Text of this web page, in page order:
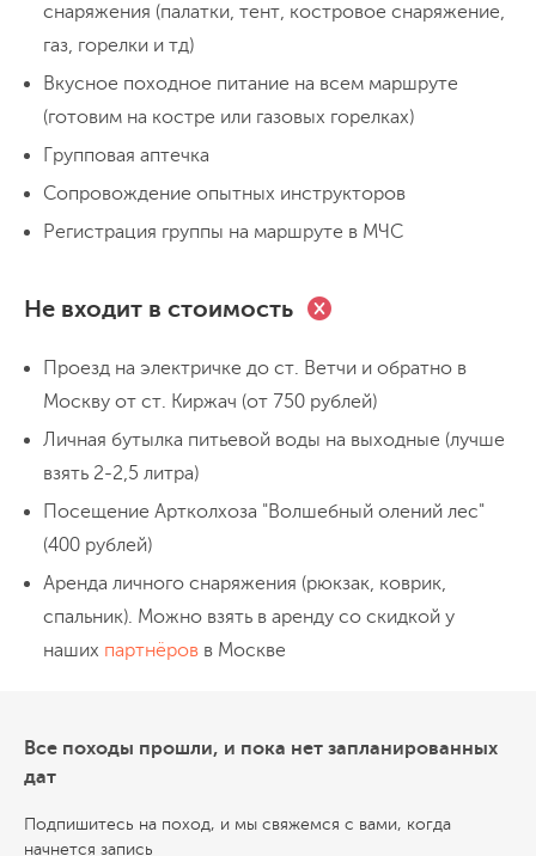
Сегодня проедем мимо города Александров. Можно
посмотреть город
снаряжения (палатки, тент, костровое снаряжение,
газ, горелки и тд)
Вкусное походное питание на всем маршруте
(готовим на костре или газовых горелках)
Групповая аптечка
Сопровождение опытных инструкторов
Регистрация группы на маршруте в МЧС
Не входит в стоимость
Проезд на электричке до ст. Ветчи и обратно в
Москву от ст. Киржач (от 750 рублей)
Личная бутылка питьевой воды на выходные (лучше
взять 2-2,5 литра)
Посещение Артколхоза "Волшебный олений лес"
(400 рублей)
Аренда личного снаряжения (рюкзак, коврик,
спальник). Можно взять в аренду со скидкой у
наших партнёров в Москве
Все походы прошли, и пока нет запланированных
дат
Подпишитесь на поход, и мы свяжемся с вами, когда
начнется запись